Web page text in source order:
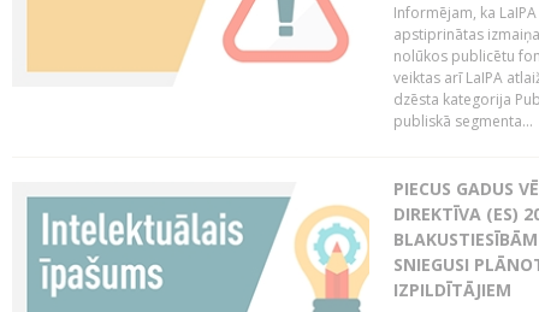
Informējam, ka
apstiprinātas
nolūkos publicētu
veiktas arī LaIPA
dzēsta kategorija
publiskā segmenta...
PIECUS GADUS
DIREKTĪVA (ES)
SNIEGUSI
IZPILDĪTĀJIEM